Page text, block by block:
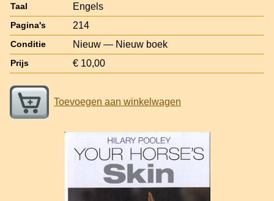
Taal Engels
Pagina's 214
Conditie Nieuw — Nieuw boek
Prijs € 10,00
Toevoegen aan winkelwagen